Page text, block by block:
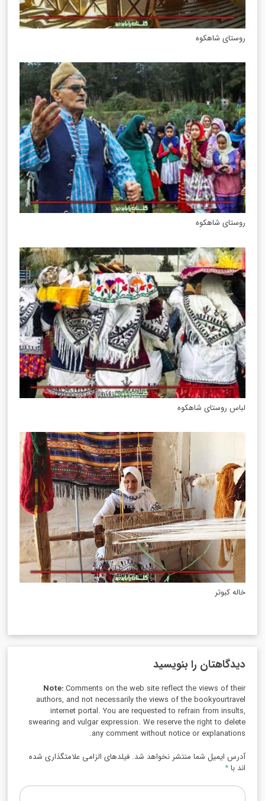
روستای شاهکوه
روستای شاهکوه
لباس روستای شاهکوه
خاله کبوتر
دیدگاهتان را بنویسید
Note:Comments on the web site reflect the views of their
authors, and not necessarily the views of the bookyourtravel
internet portal. You are requested to refrain from insults,
swearing and vulgar expression. We reserve the right to delete
any comment without notice or explanations.
آدرس ایمیل شما منتشر نخواهد شد. فیلدهای الزامی علامتگذاری شده
اند با*